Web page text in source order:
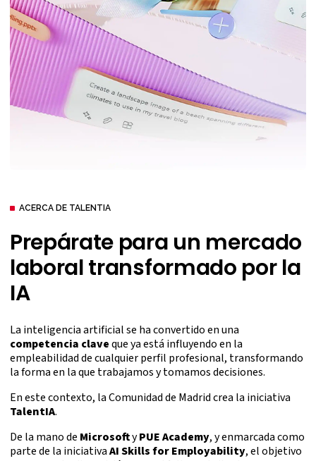
ACERCA DE TALENTIA
Prepárate para un mercado
laboral transformado por la
IA
La inteligencia artificial se ha convertido en una
competencia claveque ya está influyendo en la
empleabilidad de cualquier perfil profesional, transformando
la forma en la que trabajamos y tomamos decisiones.
En este contexto, la Comunidad de Madrid crea la iniciativa
TalentIA.
De la mano de MicrosoftyPUE Academy, y enmarcada como
parte de la iniciativaAI Skills for Employability, el objetivo